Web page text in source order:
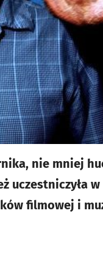
nie mniej
uczestniczyła
filmowej i